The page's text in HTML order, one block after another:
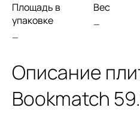
Площадь в
упаковке
—
Вес
—
Описание
Bookmatch